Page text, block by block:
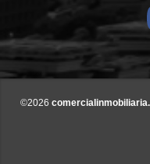
©2026